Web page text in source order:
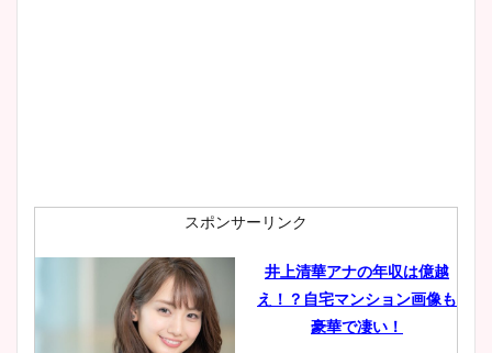
肉も凄い！
鈴木唯の太ってた時の体重が
ヤバすぎww原因や痩せたダ
スポンサーリンク
井上清華アナの年収は億越
え！？自宅マンション画像も
豪華で凄い！